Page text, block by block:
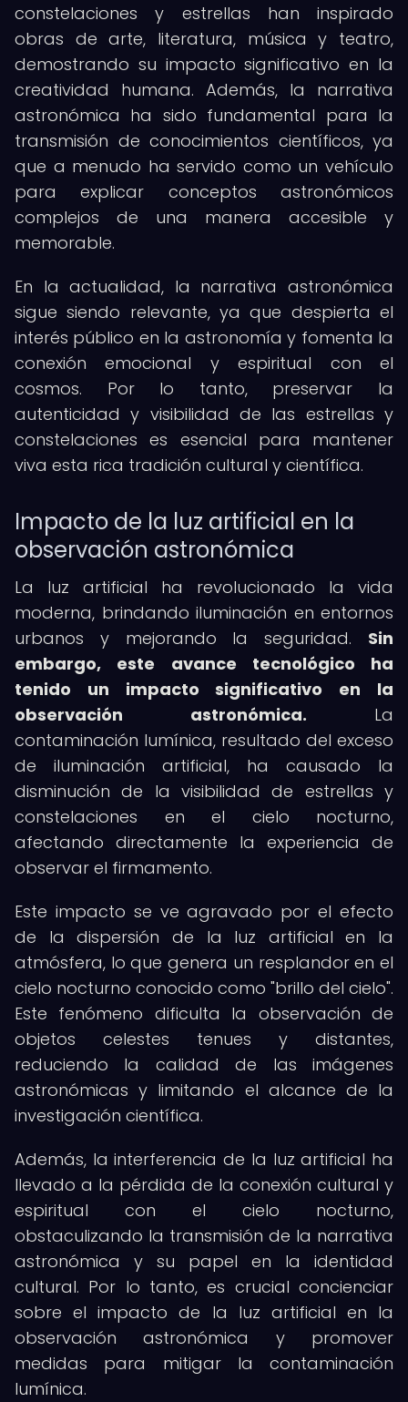
constelaciones y estrellas han inspirado
obras de arte, literatura, música y teatro,
demostrando su impacto significativo en la
creatividad humana. Además, la narrativa
astronómica ha sido fundamental para la
transmisión de conocimientos científicos, ya
que a menudo ha servido como un vehículo
para explicar conceptos astronómicos
complejos de una manera accesible y
memorable.
En la actualidad, la narrativa astronómica
sigue siendo relevante, ya que despierta el
interés público en la astronomía y fomenta la
conexión emocional y espiritual con el
cosmos. Por lo tanto, preservar la
autenticidad y visibilidad de las estrellas y
constelaciones es esencial para mantener
viva esta rica tradición cultural y científica.
Impacto de la luz artificial en la
observación astronómica
La luz artificial ha revolucionado la vida
moderna, brindando iluminación en entornos
urbanos y mejorando la seguridad. Sin
embargo, este avance tecnológico ha
tenido un impacto significativo en la
observación astronómica. La
contaminación lumínica, resultado del exceso
de iluminación artificial, ha causado la
disminución de la visibilidad de estrellas y
constelaciones en el cielo nocturno,
afectando directamente la experiencia de
observar el firmamento.
Este impacto se ve agravado por el efecto
de la dispersión de la luz artificial en la
atmósfera, lo que genera un resplandor en el
cielo nocturno conocido como "brillo del cielo".
Este fenómeno dificulta la observación de
objetos celestes tenues y distantes,
reduciendo la calidad de las imágenes
astronómicas y limitando el alcance de la
investigación científica.
Además, la interferencia de la luz artificial ha
llevado a la pérdida de la conexión cultural y
espiritual con el cielo nocturno,
obstaculizando la transmisión de la narrativa
astronómica y su papel en la identidad
cultural. Por lo tanto, es crucial concienciar
sobre el impacto de la luz artificial en la
observación astronómica y promover
medidas para mitigar la contaminación
lumínica.